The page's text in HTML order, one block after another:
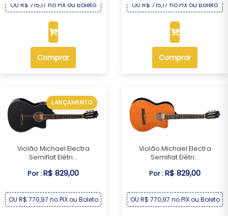
OU R$ 715,17 no PIX ou Boleto
Comprar
OU R$ 715,17 no PIX ou Boleto
Comprar
LANÇAMENTO
Violão Michael Electra
Semiflat Elétri...
Por :R$ 829,00
OU R$ 770,97 no PIX ou Boleto
Violão Michael Electra
Semiflat Elétri...
Por :R$ 829,00
OU R$ 770,97 no PIX ou Boleto